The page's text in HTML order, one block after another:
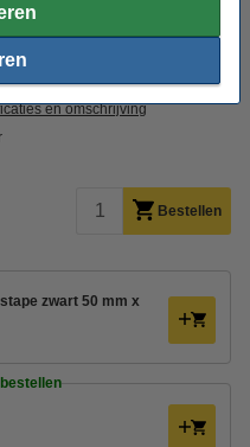
en omschrijving
Bestellen
zwart 50 mm x